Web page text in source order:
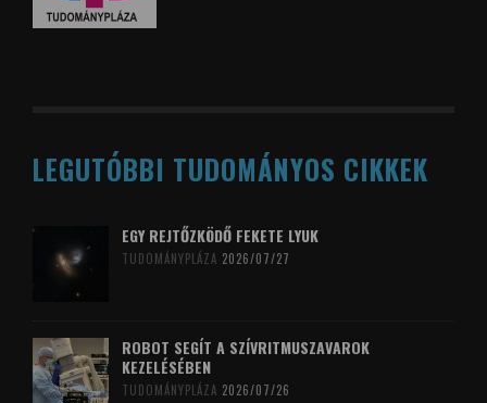
LEGUTÓBBI TUDOMÁNYOS CIKKEK
EGY REJTŐZKÖDŐ FEKETE LYUK
TUDOMÁNYPLÁZA 2026/07/27
ROBOT SEGÍT A SZÍVRITMUSZAVAROK
KEZELÉSÉBEN
TUDOMÁNYPLÁZA 2026/07/26